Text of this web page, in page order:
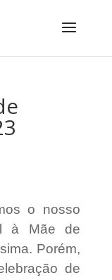
o nosso
à Mãe de
Porém,
de